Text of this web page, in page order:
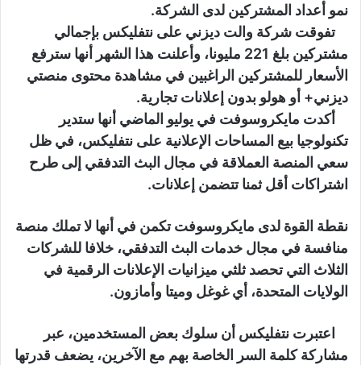
نمو أعداد المشتركين لدى الشركة.
تفوقت شركة والت ديزني على نتفليكس بإجمالي
مشتركين بلغ 221 مليونا، وأعلنت هذا الشهر أنها سترفع
الأسعار للمشتركين الراغبين في مشاهدة محتوى منصتي
ديزني+ أو هولو بدون إعلانات تجارية.
أكدت مايكروسوفت في يوليو الماضي أنها ستدير
تكنولوجيا بيع المساحات الإعلانية على نتفليكس، في ظل
سعي المنصة العملاقة في مجال البث التدفقي إلى طرح
اشتراكات أقل ثمنا تتضمن إعلانات.
نقطة القوة لدى مايكروسوفت تكمن في أنها لا تملك منصة
منافسة في مجال خدمات البث التدفقي، خلافا للشركات
الثلاث التي تحصد ثلثي ميزانيات الإعلانات الرقمية في
الولايات المتحدة، أي غوغل وميتا وأمازون.
اعتبرت نتفليكس أن سلوك بعض المستخدمين، عبر
مشاركة كلمة السر الخاصة بهم مع الآخرين، يضعف قدرتها